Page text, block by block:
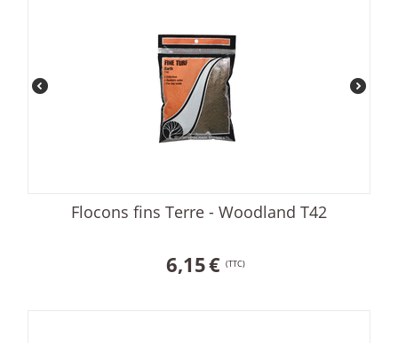
Flocons fins Terre - Woodland T42
6,15€ (TTC)